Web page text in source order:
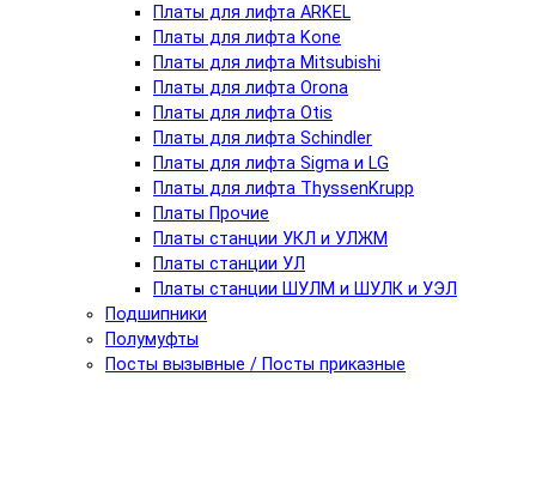
Платы для лифта ARKEL
Платы для лифта Kone
Платы для лифта Mitsubishi
Платы для лифта Orona
Платы для лифта Otis
Платы для лифта Schindler
Платы для лифта Sigma и LG
Платы для лифта ThyssenKrupp
Платы Прочие
Платы станции УКЛ и УЛЖМ
Платы станции УЛ
Платы станции ШУЛМ и ШУЛК и УЭЛ
Подшипники
Полумуфты
Посты вызывные / Посты приказные